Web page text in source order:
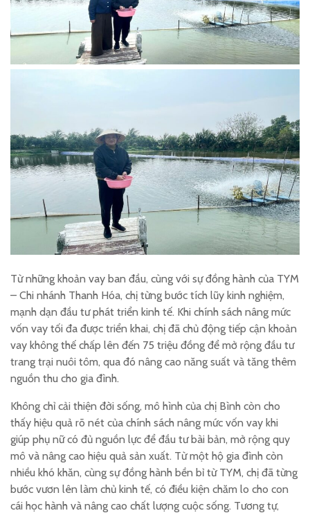
Từ những khoản vay ban đầu, cùng với sự đồng hành của TYM
– Chi nhánh Thanh Hóa, chị từng bước tích lũy kinh nghiệm,
mạnh dạn đầu tư phát triển kinh tế. Khi chính sách nâng mức
vốn vay tối đa được triển khai, chị đã chủ động tiếp cận khoản
vay không thế chấp lên đến 75 triệu đồng để mở rộng đầu tư
trang trại nuôi tôm, qua đó nâng cao năng suất và tăng thêm
nguồn thu cho gia đình.
Không chỉ cải thiện đời sống, mô hình của chị Bình còn cho
thấy hiệu quả rõ nét của chính sách nâng mức vốn vay khi
giúp phụ nữ có đủ nguồn lực để đầu tư bài bản, mở rộng quy
mô và nâng cao hiệu quả sản xuất. Từ một hộ gia đình còn
nhiều khó khăn, cùng sự đồng hành bền bỉ từ TYM, chị đã từng
bước vươn lên làm chủ kinh tế, có điều kiện chăm lo cho con
cái học hành và nâng cao chất lượng cuộc sống. Tương tự,